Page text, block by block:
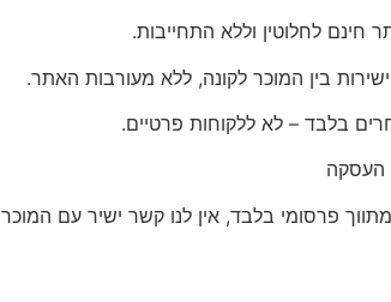
חינם לחלוטין וללא התחייבות.
בין המוכר לקונה, ללא מעורבות האתר.
בלבד – לא ללקוחות פרטיים.
העסקה
פרסומי בלבד, אין לנו קשר ישיר עם